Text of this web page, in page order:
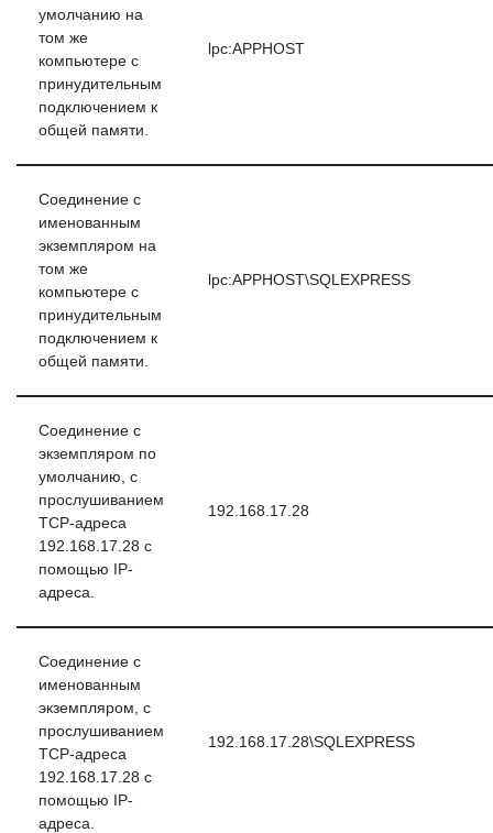
умолчанию на
том же
компьютере с
принудительным
подключением к
общей памяти.
lpc:APPHOST
Соединение с
именованным
экземпляром на
том же
компьютере с
принудительным
подключением к
общей памяти.
lpc:APPHOST\SQLEXPRESS
Соединение с
экземпляром по
умолчанию, с
прослушиванием
TCP-адреса
192.168.17.28 с
помощью IP-
адреса.
192.168.17.28
Соединение с
именованным
экземпляром, с
прослушиванием
TCP-адреса
192.168.17.28 с
помощью IP-
адреса.
192.168.17.28\SQLEXPRESS